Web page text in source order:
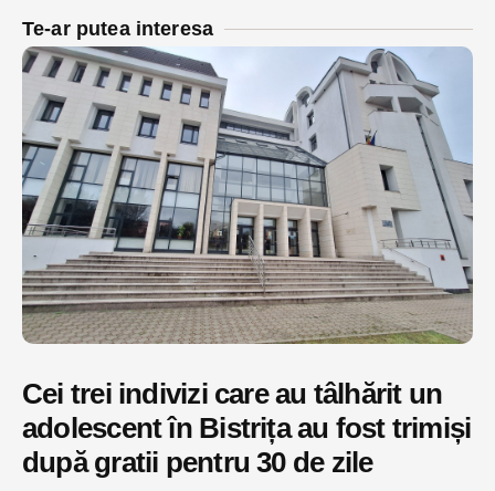
Te-ar putea interesa
Cei trei indivizi care au tâlhărit un
adolescent în Bistrița au fost trimiși
după gratii pentru 30 de zile